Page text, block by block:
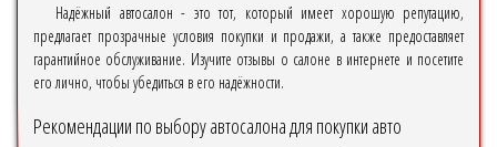
Надёжный автосалон - это тот, который имеет хорошую репутацию,
предлагает прозрачные условия покупки и продажи, а также предоставляет
гарантийное обслуживание. Изучите отзывы о салоне в интернете и посетите
его лично, чтобы убедиться в его надёжности.
Рекомендации по выбору автосалона для покупки авто